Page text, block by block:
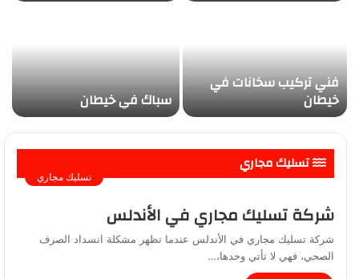
فني تركيب سخانات في
خيطان سباك في خيطان
تسليك مجاري
تسليك مجاري
شركة تسليك مجاري في الأندلس
شركة تسليك مجاري في الأندلس عندما تظهر مشكلة انسداد الصرف
الصحي، فهي لا تأتي وحدها،…